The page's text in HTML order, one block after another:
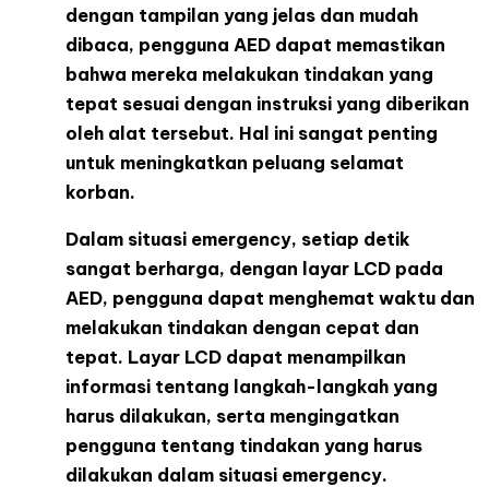
dengan tampilan yang jelas dan mudah
dibaca, pengguna AED dapat memastikan
bahwa mereka melakukan tindakan yang
tepat sesuai dengan instruksi yang diberikan
oleh alat tersebut. Hal ini sangat penting
untuk meningkatkan peluang selamat
korban.
Dalam situasi emergency, setiap detik
sangat berharga, dengan layar LCD pada
AED, pengguna dapat menghemat waktu dan
melakukan tindakan dengan cepat dan
tepat. Layar LCD dapat menampilkan
informasi tentang langkah-langkah yang
harus dilakukan, serta mengingatkan
pengguna tentang tindakan yang harus
dilakukan dalam situasi emergency.